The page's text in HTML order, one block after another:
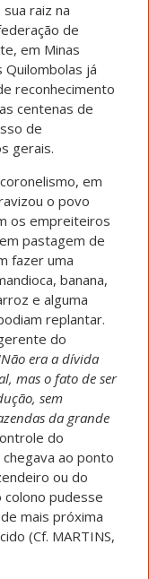
raiz na
de
em Minas
Quilombolas já
reconhecimento
centenas de
de
gerais.
em
o povo
os empreiteiros
pastagem de
fazer uma
banana,
e alguma
replantar.
do
Não era a dívida
mas o fato de ser
sem
da grande
do
ao ponto
ou do
pudesse
mais próxima
(Cf. MARTINS,